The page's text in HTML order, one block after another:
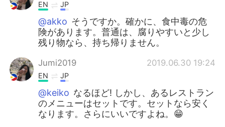
EN JP
@akko そうですか。確かに、食中毒の危
険があります。普通は、腐りやすいと少し
残り物なら、持ち帰りません。
Jumi2019 2019.06.30 19:24
EN JP
@keiko なるほど! しかし、あるレストラン
のメニューはセットです。セットなら安く
なります。さらにいいですよね。😁